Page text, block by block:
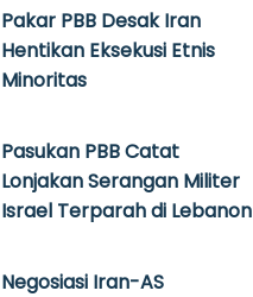
Pakar PBB Desak Iran
Hentikan Eksekusi Etnis
Minoritas
Pasukan PBB Catat
Lonjakan Serangan Militer
Israel Terparah di Lebanon
Negosiasi Iran-AS